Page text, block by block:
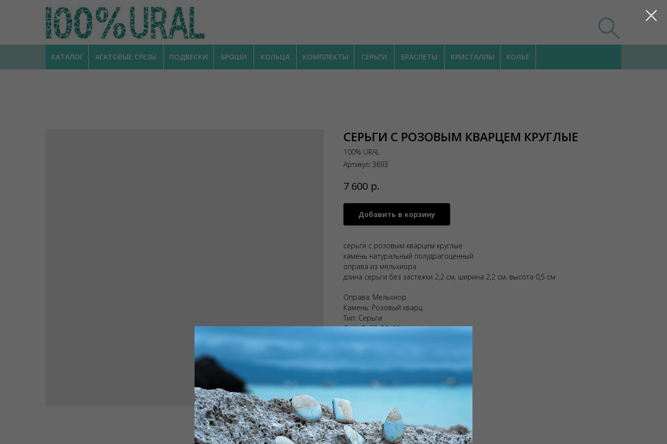
АГАТОВЫЕ СРЕЗЫ
КАТАЛОГ БРАСЛЕТЫ КОЛЬЕ
КРИСТАЛЛЫ
БРОШИ КОЛЬЦА КОМПЛЕКТЫ СЕРЬГИ
ПОДВЕСКИ
СЕРЬГИ С РОЗОВЫМ КВАРЦЕМ КРУГЛЫЕ
100% URAL
Артикул: 3693
7 600 р.
Добавить в корзину
серьги с розовым кварцем круглые
камень натуральный полудрагоценный
оправа из мельхиора
длина серьги без застежки 2,2 см, ширина 2,2 см, высота 0,5 см
Оправа: Мельхиор
Камень: Розовый кварц
Тип: Серьги
ДxШxВ: 99x50x90 мм